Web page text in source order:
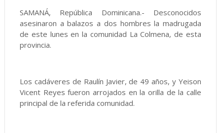
SAMANÁ, República Dominicana.- Desconocidos
asesinaron a balazos a dos hombres la madrugada
de este lunes en la comunidad La Colmena, de esta
provincia.
Los cadáveres de Raulín Javier, de 49 años, y Yeison
Vicent Reyes fueron arrojados en la orilla de la calle
principal de la referida comunidad.